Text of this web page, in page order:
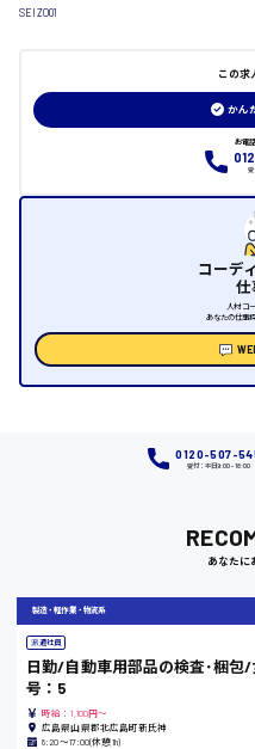
福山市
大阪府
日給制すべて
時給1100円～
SEIZO01
この求
かん
お電
コーデ
仕
人材コ
あなたの仕事
0120-507-
受付：平日9:00 - 18:00
あなたに
製造・軽作業・物流系
派遣社員
日勤/自動車用部品の検査･梱
号：5
時給：1,100円～
広島県山県郡北広島町新氏神
8:20〜17:00(休憩1h)